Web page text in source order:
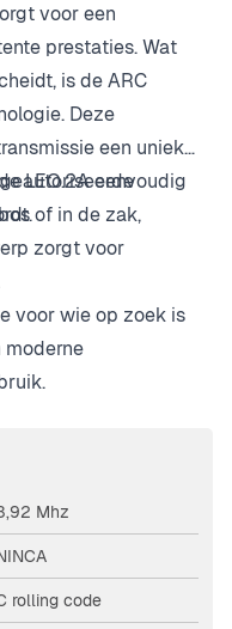
voor een
prestaties. Wat
is de ARC
Deze
een unieke
LEO.2A eenvoudig
of in de zak,
zorgt voor
voor wie op zoek is
moderne
Mhz
rolling code